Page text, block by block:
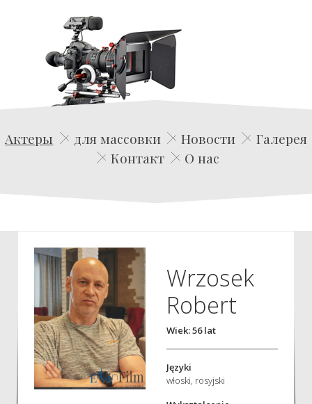
Edwin Film Agencja Aktorska
Актеры для массовки Новости
Галерея
Контакт
О нас
Wrzosek
Robert
Wiek: 56 lat
Języki
włoski, rosyjski